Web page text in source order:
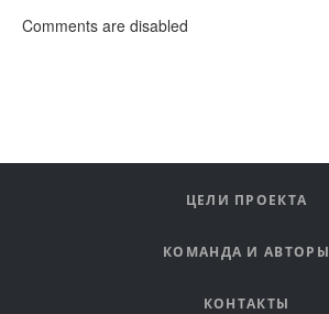
Comments are disabled
ЦЕЛИ ПРОЕКТА
КОМАНДА И АВТОРЫ
КОНТАКТЫ